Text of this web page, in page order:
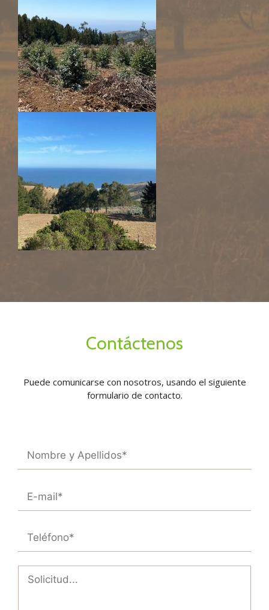
Contáctenos
Puede comunicarse con nosotros, usando el siguiente
formulario de contacto.